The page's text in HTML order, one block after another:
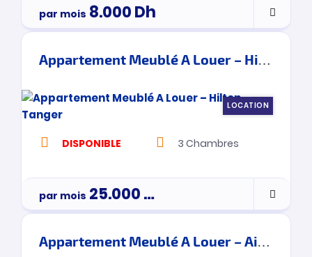
par mois 8.000Dh
Appartement Meublé A Louer – Hilton – Tanger
LOCATION
DISPONIBLE 3 Chambres
par mois 25.000Dh
Appartement Meublé A Louer – Ain Ktiouet- Tanger